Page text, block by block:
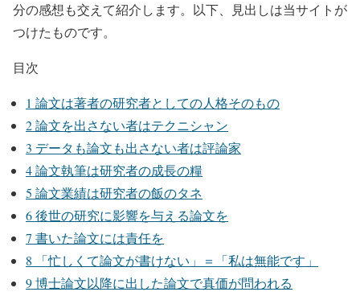
分の感想も交えて紹介します。以下、見出しは当サイトが
つけたものです。
目次
1 論文は著者の研究者としての人格そのもの
2論文を出さない者はテクニシャン
3 データも論文も出さない者は評論家
4論文執筆は研究者の成長の糧
5 論文業績は研究者の飯のタネ
6後世の研究に影響を与える論文を
7 書いた論文には責任を
8 「忙しくて論文が書けない」＝「私は無能です」
9博士論文以降に出した論文で真価が問われる